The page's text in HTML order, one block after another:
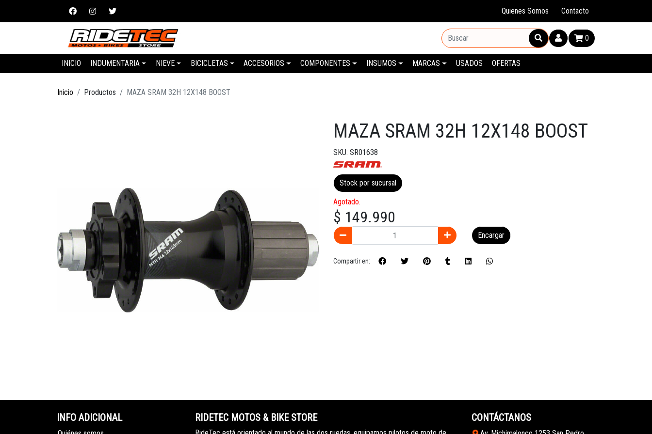
Quienes Somos Contacto
0
INICIO INDUMENTARIA NIEVE BICICLETAS ACCESORIOS COMPONENTES INSUMOS MARCAS USADOS OFERTAS
Inicio Productos MAZA SRAM 32H 12X148 BOOST
MAZA SRAM 32H 12X148 BOOST
SKU: SR01638
Stock por sucursal
Agotado.
$ 149.990
Encargar
Compartir en:
INFO ADICIONAL RIDETEC MOTOS & BIKE STORE CONTÁCTANOS